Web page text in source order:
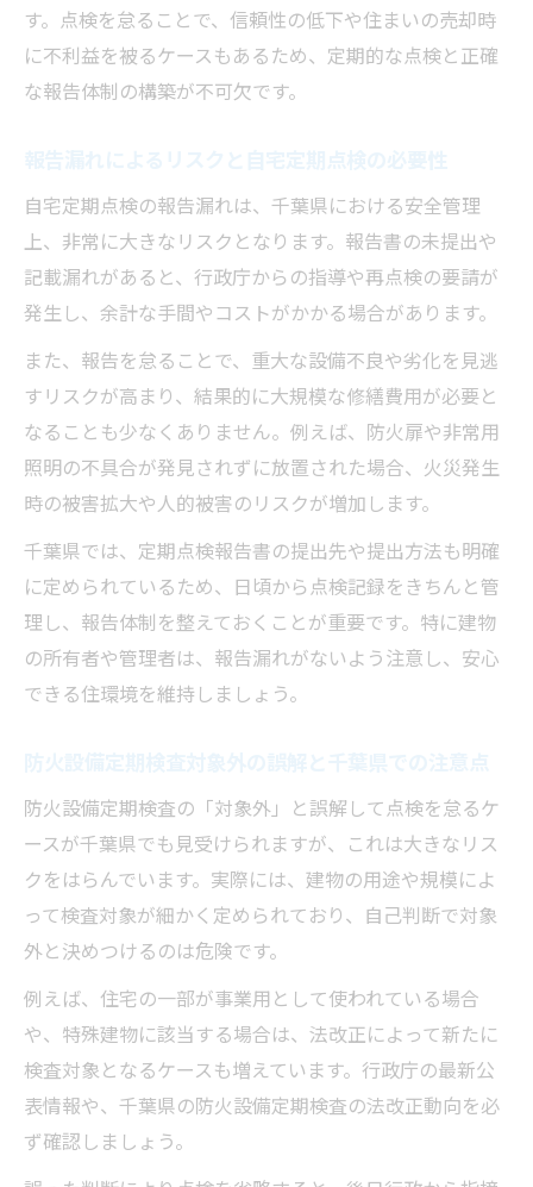
す。点検を怠ることで、信頼性の低下や住まいの売却時
に不利益を被るケースもあるため、定期的な点検と正確
な報告体制の構築が不可欠です。
自宅定期点検の報告漏れは、千葉県における安全管理
上、非常に大きなリスクとなります。報告書の未提出や
記載漏れがあると、行政庁からの指導や再点検の要請が
発生し、余計な手間やコストがかかる場合があります。
また、報告を怠ることで、重大な設備不良や劣化を見逃
すリスクが高まり、結果的に大規模な修繕費用が必要と
なることも少なくありません。例えば、防火扉や非常用
照明の不具合が発見されずに放置された場合、火災発生
時の被害拡大や人的被害のリスクが増加します。
千葉県では、定期点検報告書の提出先や提出方法も明確
に定められているため、日頃から点検記録をきちんと管
理し、報告体制を整えておくことが重要です。特に建物
の所有者や管理者は、報告漏れがないよう注意し、安心
できる住環境を維持しましょう。
防火設備定期検査の「対象外」と誤解して点検を怠るケ
ースが千葉県でも見受けられますが、これは大きなリス
クをはらんでいます。実際には、建物の用途や規模によ
って検査対象が細かく定められており、自己判断で対象
外と決めつけるのは危険です。
例えば、住宅の一部が事業用として使われている場合
や、特殊建物に該当する場合は、法改正によって新たに
検査対象となるケースも増えています。行政庁の最新公
表情報や、千葉県の防火設備定期検査の法改正動向を必
ず確認しましょう。